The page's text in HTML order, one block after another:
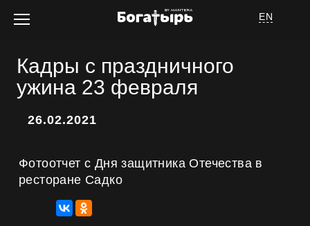
EN
Кадры с праздничного
ужина 23 февраля
26.02.2021
Фотоотчет с Дня защитника Отечества в
ресторане Садко